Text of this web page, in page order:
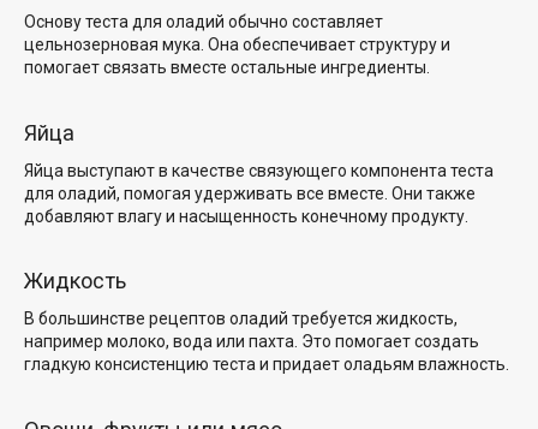
Основу теста для оладий обычно составляет
цельнозерновая мука. Она обеспечивает структуру и
помогает связать вместе остальные ингредиенты.
Яйца
Яйца выступают в качестве связующего компонента теста
для оладий, помогая удерживать все вместе. Они также
добавляют влагу и насыщенность конечному продукту.
Жидкость
В большинстве рецептов оладий требуется жидкость,
например молоко, вода или пахта. Это помогает создать
гладкую консистенцию теста и придает оладьям влажность.